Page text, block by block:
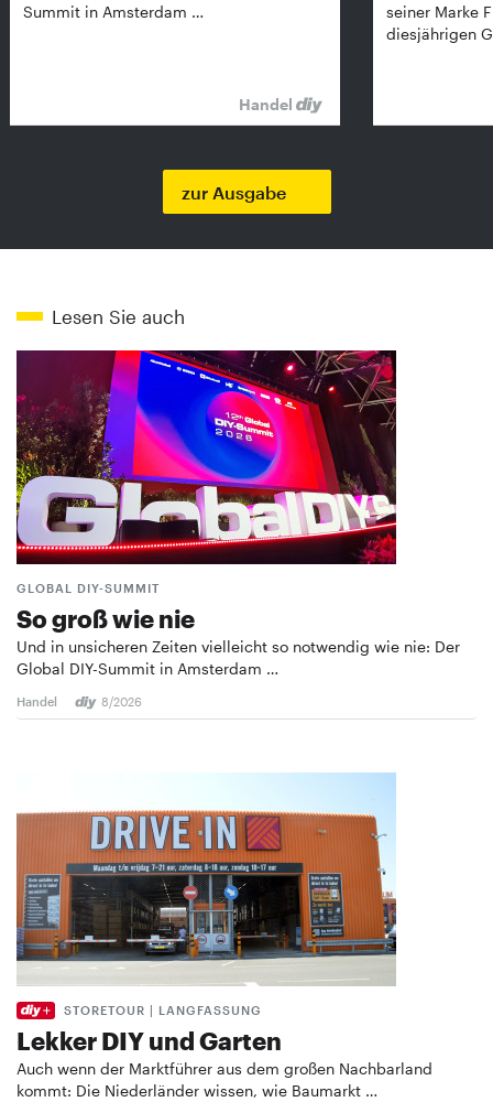
Summit in Amsterdam …
Handel
seiner Marke
diesjährigen
zur Ausgabe
Lesen Sie auch
GLOBAL DIY-SUMMIT
So groß wie nie
Und in unsicheren Zeiten vielleicht so notwendig wie nie: Der
Global DIY-Summit in Amsterdam …
Handel 8/2026
STORETOUR | LANGFASSUNG
Lekker DIY und Garten
Auch wenn der Marktführer aus dem großen Nachbarland
kommt: Die Niederländer wissen, wie Baumarkt …